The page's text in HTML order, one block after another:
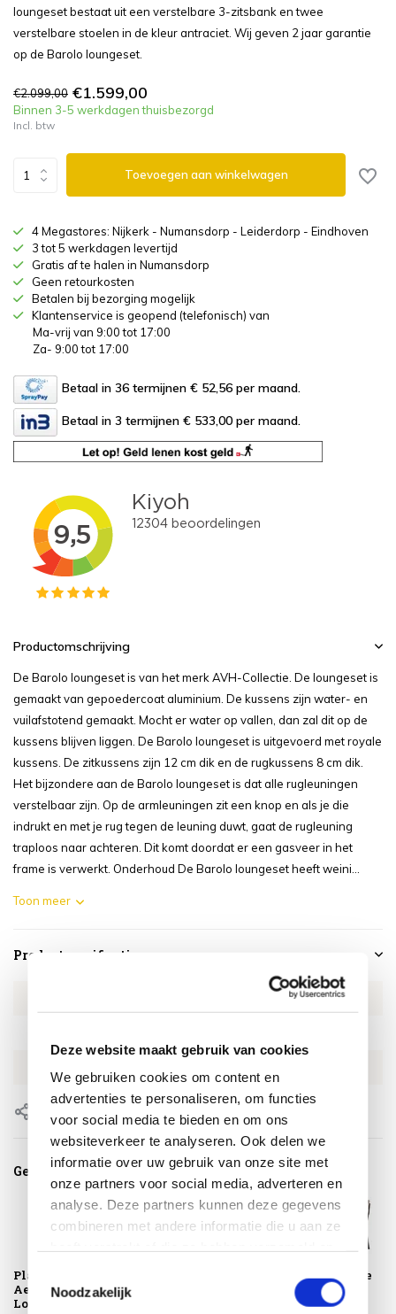
Deze website maakt gebruik van cookies
We gebruiken cookies om content en
advertenties te personaliseren, om functies
voor social media te bieden en om ons
websiteverkeer te analyseren. Ook delen we
informatie over uw gebruik van onze site met
onze partners voor social media, adverteren en
analyse. Deze partners kunnen deze gegevens
combineren met andere informatie die u aan ze
Noodzakelijk
loungeset bestaat uit een verstelbare 3-zitsbank en twee
verstelbare stoelen in de kleur antraciet. Wij geven 2 jaar garantie
op de Barolo loungeset.
€2.099,00 €1.599,00
Binnen 3-5 werkdagen thuisbezorgd
Incl. btw
Toevoegen aan winkelwagen
4 Megastores: Nijkerk - Numansdorp - Leiderdorp - Eindhoven
3 tot 5 werkdagen levertijd
Gratis af te halen in Numansdorp
Geen retourkosten
Betalen bij bezorging mogelijk
Klantenservice is geopend (telefonisch) van
Ma-vrij van 9:00 tot 17:00
Za- 9:00 tot 17:00
Betaal in 36 termijnen € 52,56 per maand.
Betaal in 3 termijnen € 533,00 per maand.
Productomschrijving
De Barolo loungeset is van het merk AVH-Collectie. De loungeset is
gemaakt van gepoedercoat aluminium. De kussens zijn water- en
vuilafstotend gemaakt. Mocht er water op vallen, dan zal dit op de
kussens blijven liggen. De Barolo loungeset is uitgevoerd met royale
kussens. De zitkussens zijn 12 cm dik en de rugkussens 8 cm dik.
Het bijzondere aan de Barolo loungeset is dat alle rugleuningen
verstelbaar zijn. Op de armleuningen zit een knop en als je die
indrukt en met je rug tegen de leuning duwt, gaat de rugleuning
traploos naar achteren. Dit komt doordat er een gasveer in het
frame is verwerkt. Onderhoud De Barolo loungeset heeft weini...
Toon meer
Productspecificaties
Gerelateerde producten
Platinum
AeroCover
Loungesethoes
Barolo lounge
tuinstoel
verstelbaar